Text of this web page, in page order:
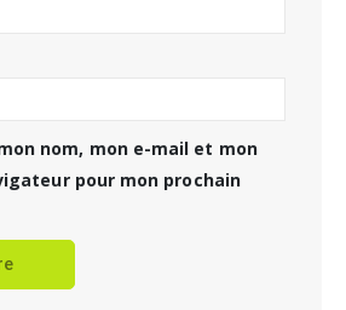
nom, mon e-mail et mon
pour mon prochain